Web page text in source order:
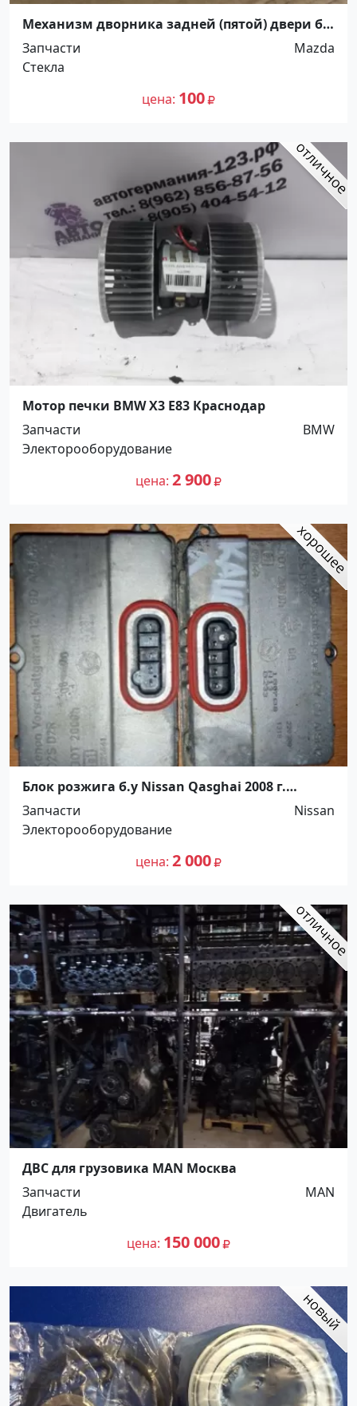
Механизм дворника задней (пятой) двери б/
у на Mazda 3 Краснодар
Запчасти
Mazda
Стекла
цена 100
Мотор печки BMW X3 E83 Краснодар
Запчасти
BMW
Электорооборудование
цена 2 900
Блок розжига б.у Nissan Qasghai 2008 г.
Краснодар
Запчасти
Nissan
Электорооборудование
цена 2 000
ДВС для грузовика MAN Москва
Запчасти
MAN
Двигатель
цена 150 000